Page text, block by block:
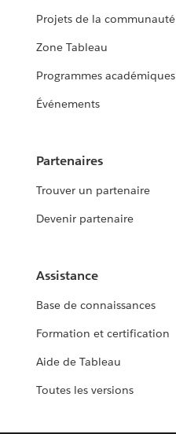
Projets de la communauté
Zone Tableau
Programmes académiques
Événements
Partenaires
Trouver un partenaire
Devenir partenaire
Assistance
Base de connaissances
Formation et certification
Aide de Tableau
Toutes les versions